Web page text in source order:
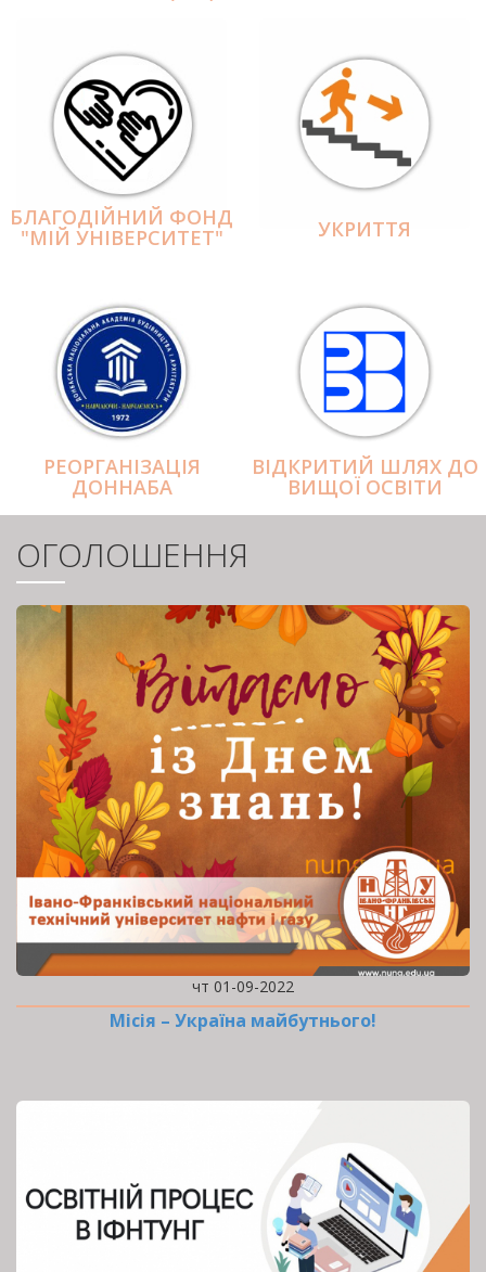
БЛАГОДІЙНИЙ ФОНД
"МІЙ УНІВЕРСИТЕТ" УКРИТТЯ
РЕОРГАНІЗАЦІЯ
ДОННАБА
ВІДКРИТИЙ ШЛЯХ ДО
ВИЩОЇ ОСВІТИ
ОГОЛОШЕННЯ
чт 01-09-2022
Місія – Україна майбутнього!